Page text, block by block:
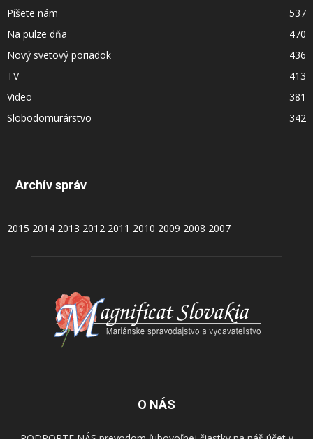
Píšete nám
537
Na pulze dňa
470
Nový svetový poriadok
436
TV
413
Video
381
Slobodomurárstvo
342
Archív správ
2015 2014 2013 2012 2011 2010 2009 2008 2007
O NÁS